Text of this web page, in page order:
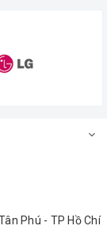
Phú - TP Hồ Chí